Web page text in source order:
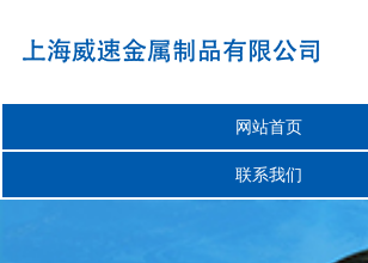
网站首页
联系我们